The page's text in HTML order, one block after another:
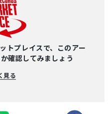
トプレイスで、このアー
確認してみましょう
見る